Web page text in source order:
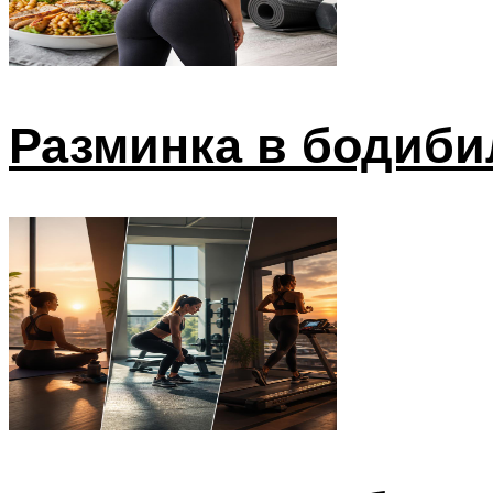
Разминка в